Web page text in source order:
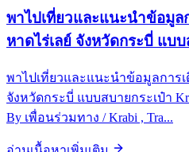
พาไปเที่ยวและแนะนำข้อมูล
หาดไร่เลย์ จังหวัดกระบี่ แบบ
พาไปเที่ยวและแนะนำข้อมูลการ
จังหวัดกระบี่ แบบสบายกระเป๋า
By เพื่อนร่วมทาง / Krabi , Tra...